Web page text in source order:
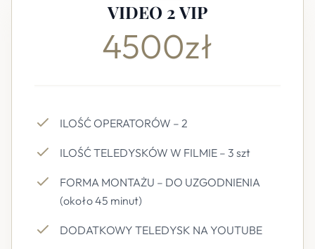
VIDEO 2 VIP
4500zł
ILOŚĆ OPERATORÓW – 2
ILOŚĆ TELEDYSKÓW W FILMIE – 3 szt
FORMA MONTAŻU – DO UZGODNIENIA
(około 45 minut)
DODATKOWY TELEDYSK NA YOUTUBE